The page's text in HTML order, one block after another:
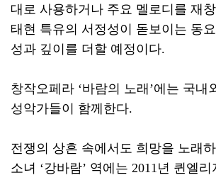
대로 사용하거나 주요 멜로디를 재
태현 특유의 서정성이 돋보이는 동
성과 깊이를 더할 예정이다.
창작오페라 ‘바람의 노래 ’에는 국내
성악가들이 함께한다.
전쟁의 상흔 속에서도 희망을 노래
소녀 ‘강바람’ 역에는 2011년 퀸엘리